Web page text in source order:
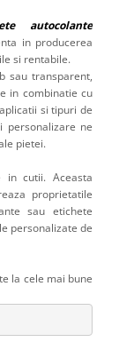
autocolante
in producerea
si rentabile.
sau transparent,
in combinatie cu
si tipuri de
personalizare ne
pietei.
in cutii. Aceasta
proprietatile
sau etichete
personalizate de
la cele mai bune